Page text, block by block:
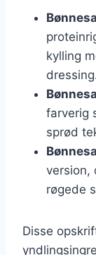
kylling
farverig
sprød
version,
røgede
Disse